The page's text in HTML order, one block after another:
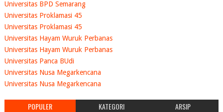
Universitas BPD Semarang
Universitas Proklamasi 45
Universitas Proklamasi 45
Universitas Hayam Wuruk Perbanas
Universitas Hayam Wuruk Perbanas
Universitas Panca BUdi
Universitas Nusa Megarkencana
Universitas Nusa Megarkencana
POPULER KATEGORI ARSIP